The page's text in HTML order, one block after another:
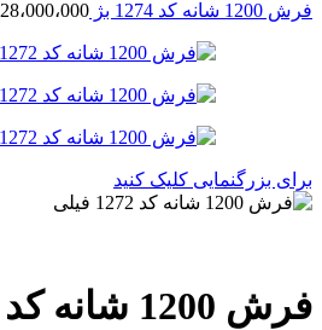
فرش 1200 شانه کد 1274 بژ 28،000،000
برای بزرگنمایی کلیک کنید
فرش 1200 شانه کد 1272 فیلی